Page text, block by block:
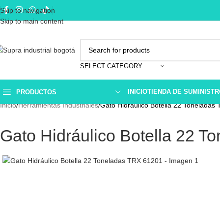
Skip to navigation
Skip to main content
SELECT CATEGORY
PRODUCTOS INICIOTIENDA DE
Inicio Herramientas Industriales Gato Hidráulico Botella 22 Toneladas
Gato Hidráulico Botella 22